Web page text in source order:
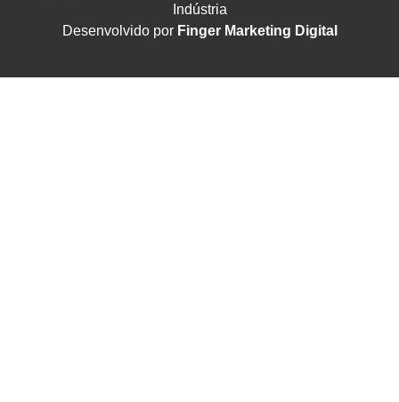
Indústria
Desenvolvido por Finger Marketing Digital